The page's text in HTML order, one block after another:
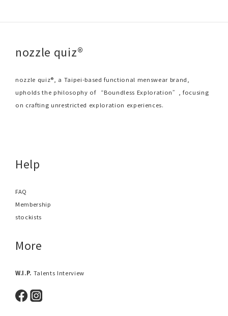
nozzle quiz®
nozzle quiz®, a Taipei-based functional menswear brand,
upholds the philosophy of “Boundless Exploration”, focusing
on crafting unrestricted exploration experiences.
Help
FAQ
Membership
stockists
More
W.I.P. Talents Interview